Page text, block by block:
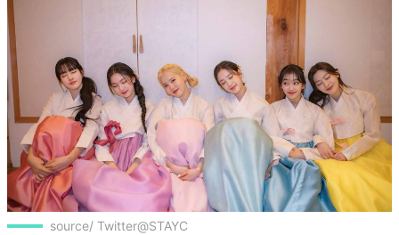
source/ Twitter@STAYC